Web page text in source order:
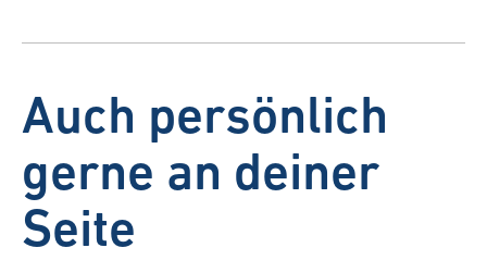
Auch persönlich
gerne an deiner
Seite